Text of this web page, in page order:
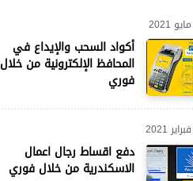
أكواد السحب والإيداع في
المحافظ الإلكترونية من خلال
فوري
دفع اقساط رجال اعمال
الاسكندرية من خلال فوري